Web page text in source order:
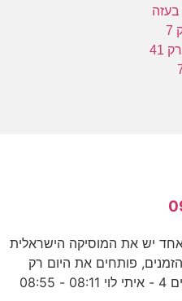
06:00 - 08:11 לכל אחד יש את המוסיקה הישראלית
פותחים את היום רק